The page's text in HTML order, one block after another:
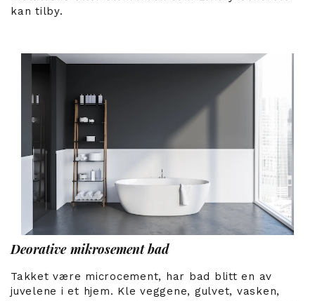
kan tilby.
Deorative mikrosement bad
Takket være microcement, har bad blitt en av
juvelene i et hjem. Kle veggene, gulvet, vasken,